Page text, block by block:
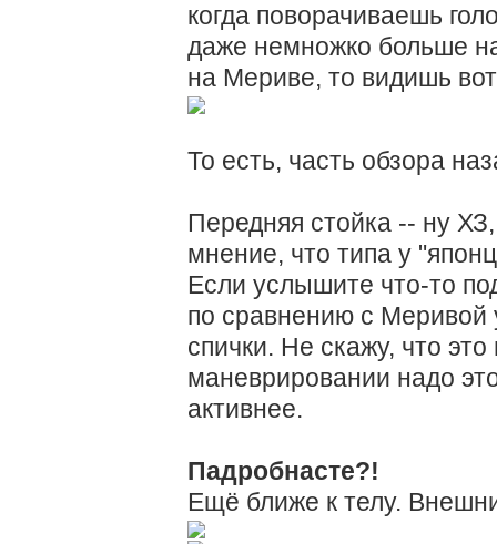
когда поворачиваешь
даже немножко больше
на Мериве, то видишь
То есть, часть обзора
Передняя стойка -- ну
мнение, что типа у
Если услышите что-то
по сравнению с Меривой
спички. Не скажу, что
маневрировании надо
активнее.
Падробнасте?!
Ещё ближе к телу.